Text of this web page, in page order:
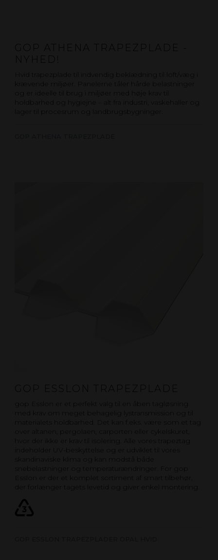
GOP ATHENA TRAPEZPLADE -
NYHED!
Hvid trapezplade til indvendig beklædning til loft/væg i
krævende miljøer. Panelerne tåler hårde belastninger
og er ideelle til brug i miljøer med høje krav til
holdbarhed og hygiejne – alt fra industri, vaskehaller og
lager til procesrum og landbrugsbygninger.
GOP ESSLON TRAPEZPLADE
gop Esslon er et perfekt valg til en åben tagløsning
med krav om meget behagelig lystransmission og til
materialets holdbarhed. Det kan f.eks. være som et tag
over altanen, pergolaen, carporten eller cykelskuret,
hvor der ikke er krav til isolering. Alle vores trapeztag
indeholder UV-beskyttelse og er udviklet til vores
skandinaviske klima og kan modstå både
snebelastninger og temperaturændringer. For gop
Esslon er der et komplet sortiment af smart tilbehør,
der forlænger tagets levetid og giver enkel montering.